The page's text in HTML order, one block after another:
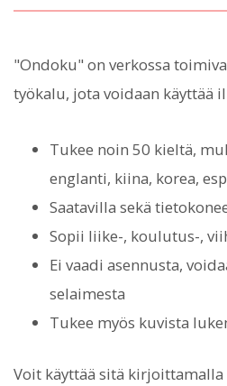
"Ondoku" on verkossa
työkalu, jota voidaan käyttää
Tukee noin 50 kieltä,
englanti, kiina, korea,
Saatavilla sekä
Sopii liike-, koulutus-,
Ei vaadi asennusta,
selaimesta
Tukee myös kuvista
Voit käyttää sitä